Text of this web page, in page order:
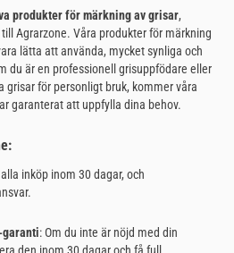
produkter för märkning av grisar,
Agrarzone. Våra produkter för märkning
lätta att använda, mycket synliga och
du är en professionell grisuppfödare eller
grisar för personligt bruk, kommer våra
garanterat att uppfylla dina behov.
inköp inom 30 dagar, och
: Om du inte är nöjd med din